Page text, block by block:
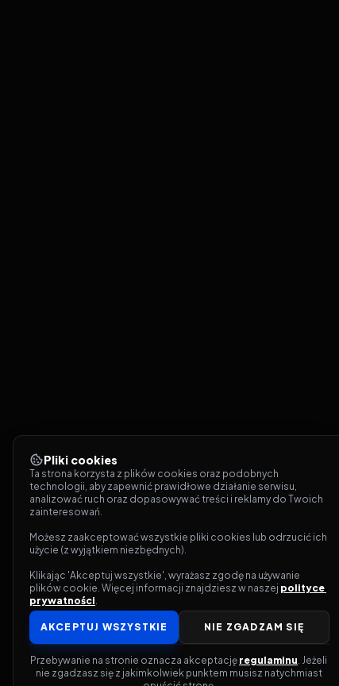
Pliki cookies
Ta strona korzysta z plików cookies oraz podobnych
technologii, aby zapewnić prawidłowe działanie serwisu,
analizować ruch oraz dopasowywać treści i reklamy do Twoich
zainteresowań.
Możesz zaakceptować wszystkie pliki cookies lub odrzucić ich
użycie (z wyjątkiem niezbędnych).
Klikając 'Akceptuj wszystkie', wyrażasz zgodę na używanie
plików cookie. Więcej informacji znajdziesz w naszej polityce
prywatności.
AKCEPTUJ WSZYSTKIE NIE ZGADZAM SIĘ
Przebywanie na stronie oznacza akceptację regulaminu. Jeżeli
nie zgadzasz się z jakimkolwiek punktem musisz natychmiast